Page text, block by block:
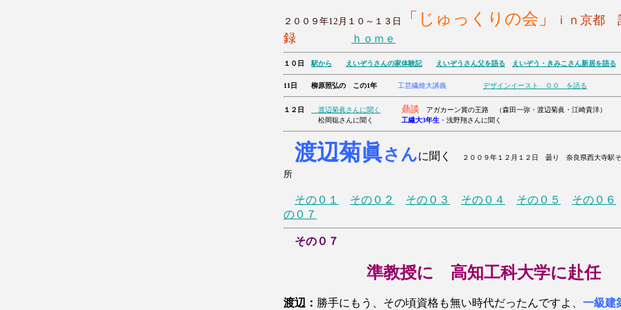
２００９年12月１０～１３日 「 じゅっくりの会 」
ｉｎ京都
録
ｈｏｍｅ
１０日 駅から えいぞうさんの家体験記 えいぞうさん父を語る えいぞう・きみこ さん新居を語る
11日 柳原照弘の この1年 工芸繊維大講義 デザインイースト ００ を語る
１２日 渡辺菊眞さんに聞く 鼎談 アガカーン賞の王路 （森田一弥・渡辺菊眞・江崎貴洋）
松岡聡さんに聞く 工繊大3年生 ・浅野翔さんに聞く
渡辺菊眞さんに聞く ２００９年１２月１２日 曇り 奈良県西大寺駅
所
その０１ その０２ その０３ その０４ その０５ その０６
の０７
その０７
準教授に 高知工科大学に赴任
渡辺： 勝手にもう、その頃資格も無い時代だったんですよ、 一級建